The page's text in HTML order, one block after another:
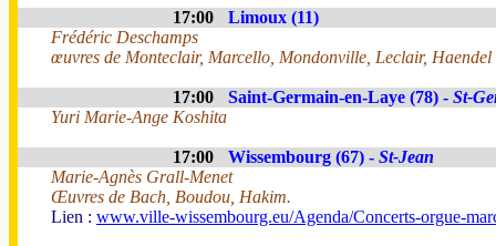
17:00
Limoux (11)
Frédéric Deschamps
œuvres de Monteclair, Marcello, Mondonville, Leclair, Haendel
17:00 Saint-Germain-en-Laye (78) - St-
Yuri Marie-Ange Koshita
17:00 Wissembourg (67) - St-Jean
Marie-Agnès Grall-Menet
Œuvres de Bach, Boudou, Hakim.
Lien : www.ville-wissembourg.eu/Agenda/Concerts-orgue-